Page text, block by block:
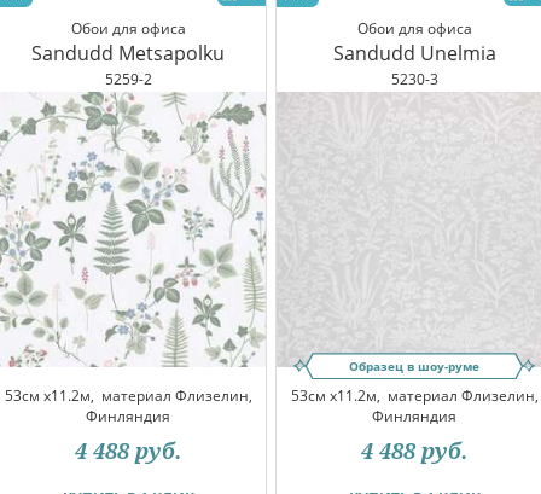
Обои для офиса
Sandudd Metsapolku
5259-2
53см x11.2м, материал Флизелин,
Финляндия
4 488 руб.
Обои для офиса
Sandudd Unelmia
5230-3
Образец в шоу-руме
53см x11.2м, материал Флизелин,
Финляндия
4 488 руб.